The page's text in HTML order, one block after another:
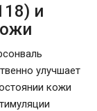
и
улучшает
кожи